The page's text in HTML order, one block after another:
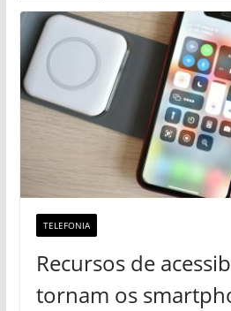
TELEFONIA
Recursos de
tornam os